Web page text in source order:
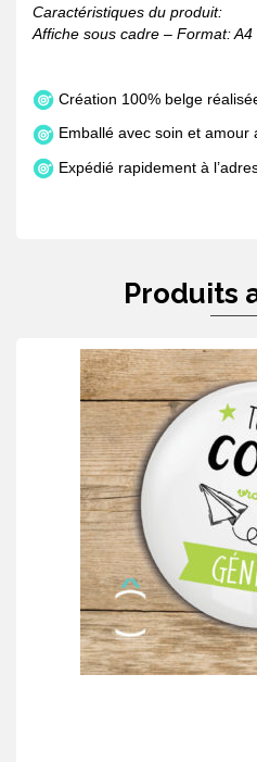
Caractéristiques du produit:
Affiche sous cadre – Format: A4
Création 100% belge
Emballé avec soin et amour
Expédié rapidement à
Produits